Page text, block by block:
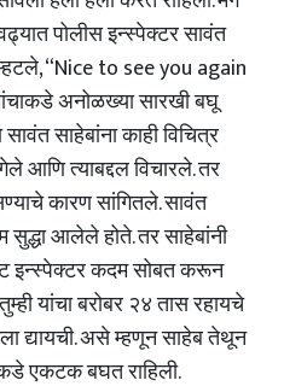
पोलीस इन्स्पेक्टर सावंत
“Nice to see you again
अनोळख्या सारखी बघू
साहेबांना काही विचित्र
आणि त्याबद्दल विचारले. तर
कारण सांगितले. सावंत
आलेले होते. तर साहेबांनी
इन्स्पेक्टर कदम सोबत करून
यांचा बरोबर २४ तास रहायचे
द्यायची. असे म्हणून साहेब तेथून
एकटक बघत राहिली.